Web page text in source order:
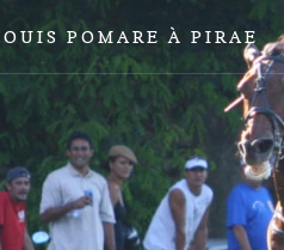
POMARE À PIRAE